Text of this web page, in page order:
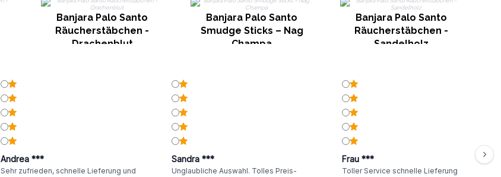
Banjara Palo Santo
Räucherstäbchen -
Drachenblut
Banjara Palo Santo
Smudge Sticks – Nag
Champa
Banjara Palo Santo
Räucherstäbchen -
Sandelholz
Andrea ***
Sehr zufrieden, schnelle Lieferung und
Sandra ***
Unglaubliche Auswahl. Tolles Preis-
Frau ***
Toller Service schnelle Lieferung